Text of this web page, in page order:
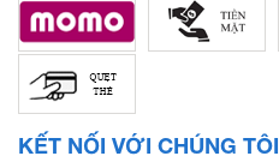
KẾT NỐI VỚI CHÚNG TÔI